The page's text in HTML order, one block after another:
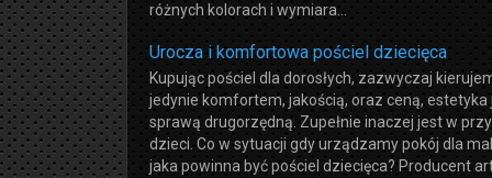
różnych kolorach i wymiara...
Urocza i komfortowa pościel dziecięca
Kupując pościel dla dorosłych, zazwyczaj
jedynie komfortem, jakością, oraz ceną, estetyka
sprawą drugorzędną. Zupełnie inaczej jest w
dzieci. Co w sytuacji gdy urządzamy pokój dla
jaka powinna być pościel dziecięca? Producent